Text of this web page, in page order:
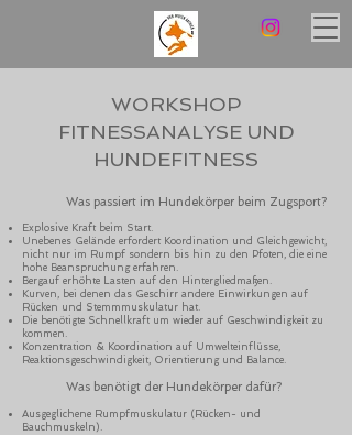
WORKSHOP
FITNESSANALYSE UND
HUNDEFITNESS
Was passiert im Hundekörper beim Zugsport?
Explosive Kraft beim Start.
Unebenes Gelände erfordert Koordination und Gleichgewicht,
nicht nur im Rumpf sondern bis hin zu den Pfoten, die eine
hohe Beanspruchung erfahren.
Bergauf erhöhte Lasten auf den Hintergliedmaßen.
Kurven, bei denen das Geschirr andere Einwirkungen auf
Rücken und Stemmmuskulatur hat.
Die benötigte Schnellkraft um wieder auf Geschwindigkeit zu
kommen.
Konzentration & Koordination auf Umwelteinflüsse,
Reaktionsgeschwindigkeit, Orientierung und Balance.
Was benötigt der Hundekörper dafür?
Ausgeglichene Rumpfmuskulatur (Rücken- und
Bauchmuskeln).